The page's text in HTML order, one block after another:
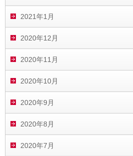
2021年1月
2020年12月
2020年11月
2020年10月
2020年9月
2020年8月
2020年7月